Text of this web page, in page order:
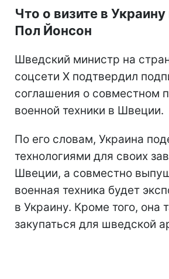
Что о визите в Украину
Пол Йонсон
Шведский министр на
соцсети Х подтвердил
соглашения о совместном
военной техники в Швеции.
По его словам, Украина
технологиями для своих
Швеции, а совместно
военная техника будет
в Украину. Кроме того, она
закупаться для шведской